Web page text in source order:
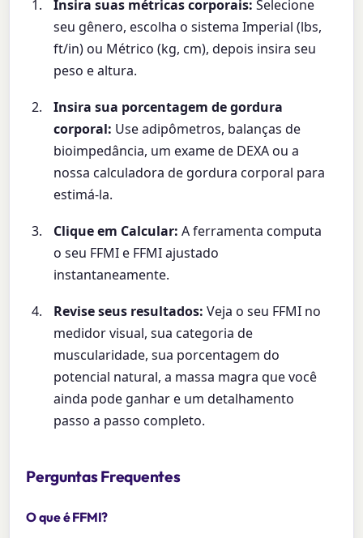
Insira suas métricas corporais: Selecione
seu gênero, escolha o sistema Imperial (lbs,
ft/in) ou Métrico (kg, cm), depois insira seu
peso e altura.
Insira sua porcentagem de gordura
corporal: Use adipômetros, balanças de
bioimpedância, um exame de DEXA ou a
nossa calculadora de gordura corporal para
estimá-la.
Clique em Calcular: A ferramenta computa
o seu FFMI e FFMI ajustado
instantaneamente.
Revise seus resultados: Veja o seu FFMI no
medidor visual, sua categoria de
muscularidade, sua porcentagem do
potencial natural, a massa magra que você
ainda pode ganhar e um detalhamento
passo a passo completo.
Perguntas Frequentes
O que é FFMI?